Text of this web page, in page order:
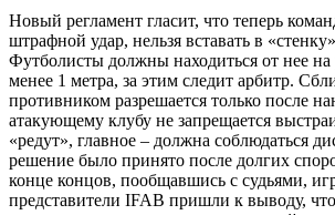
Новый регламент гласит, что теперь
штрафной удар, нельзя вставать в
Футболисты должны находиться от нее на
менее 1 метра, за этим следит арбитр.
противником разрешается только после
атакующему клубу не запрещается
«редут», главное – должна соблюдаться
решение было принято после долгих
конце концов, пообщавшись с судьями,
представители IFAB пришли к выводу,